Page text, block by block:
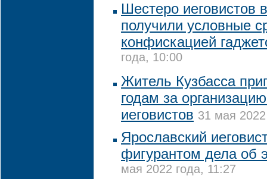
Шестеро иеговистов
получили условные
конфискацией
года, 10:00
Житель Кузбасса
годам за
иеговистов 31 мая
Ярославский
фигурантом дела об
мая 2022 года, 11:27